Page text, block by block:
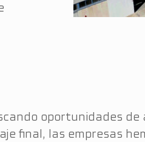
oportunidades
final, las empresas